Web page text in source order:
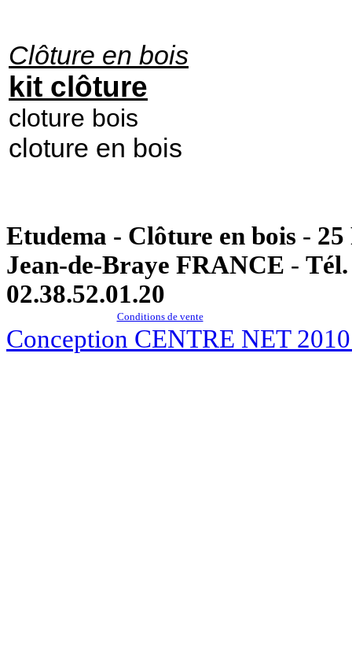
Clôture en bois
kit clôture
cloture bois
cloture en bois
Etudema - Clôture en bois - 25
Jean-de-Braye FRANCE -
02.38.52.01.20
Conditions de vente
Conception CENTRE NET